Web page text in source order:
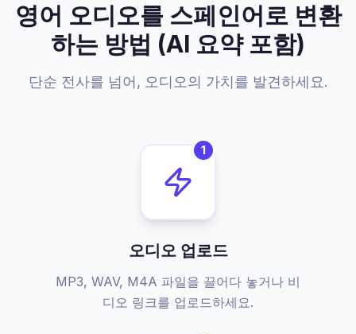
영어 오디오를 스페인어로 변환
하는 방법 (AI 요약 포함)
단순 전사를 넘어, 오디오의 가치를 발견하세요.
1
오디오 업로드
MP3, WAV, M4A 파일을 끌어다 놓거나 비
디오 링크를 업로드하세요.